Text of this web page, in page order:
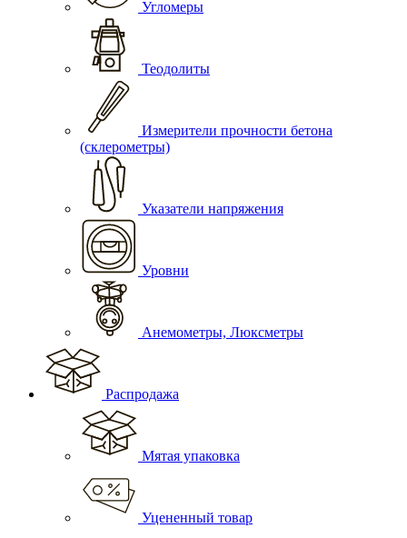
Угломеры
Теодолиты
Измерители прочности бетона
(склерометры)
Указатели напряжения
Уровни
Анемометры, Люксметры
Распродажа
Мятая упаковка
Уцененный товар